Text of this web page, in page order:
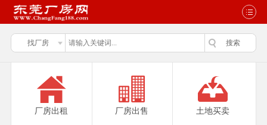
厂房出租 厂房出售 土地买卖